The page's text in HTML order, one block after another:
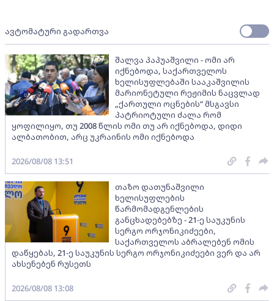
ავტომატური გადართვა
შალვა პაპუაშვილი - ომი არ
იქნებოდა, საქართველოს
ხელისუფლებაში სააკაშვილის
მარიონეტული რეჟიმის ნაცვლად
„ქართული ოცნების“ მსგავსი
პატრიოტული ძალა რომ
ყოფილიყო, თუ 2008 წლის ომი თუ არ იქნებოდა, დიდი
ალბათობით, არც უკრაინის ომი იქნებოდა
2026/08/08 13:51
თაზო დათუნაშვილი
ხელისუფლების
წარმომადგენლების
განცხადებებზე - 21-ე საუკუნის
სერგო ორჯონიკიძეები,
საქართველოს აბრალებენ ომის
დაწყებას, 21-ე საუკუნის სერგო ორჯონიკიძეები ვერ და არ
ახსენებენ რუსეთს
2026/08/08 13:08